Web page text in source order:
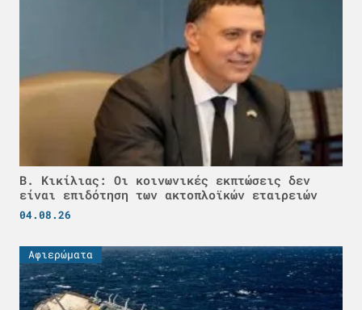
Β. Κικίλιας: Οι κοινωνικές εκπτώσεις δεν
είναι επιδότηση των ακτοπλοϊκών εταιρειών
04.08.26
Αφιερώματα